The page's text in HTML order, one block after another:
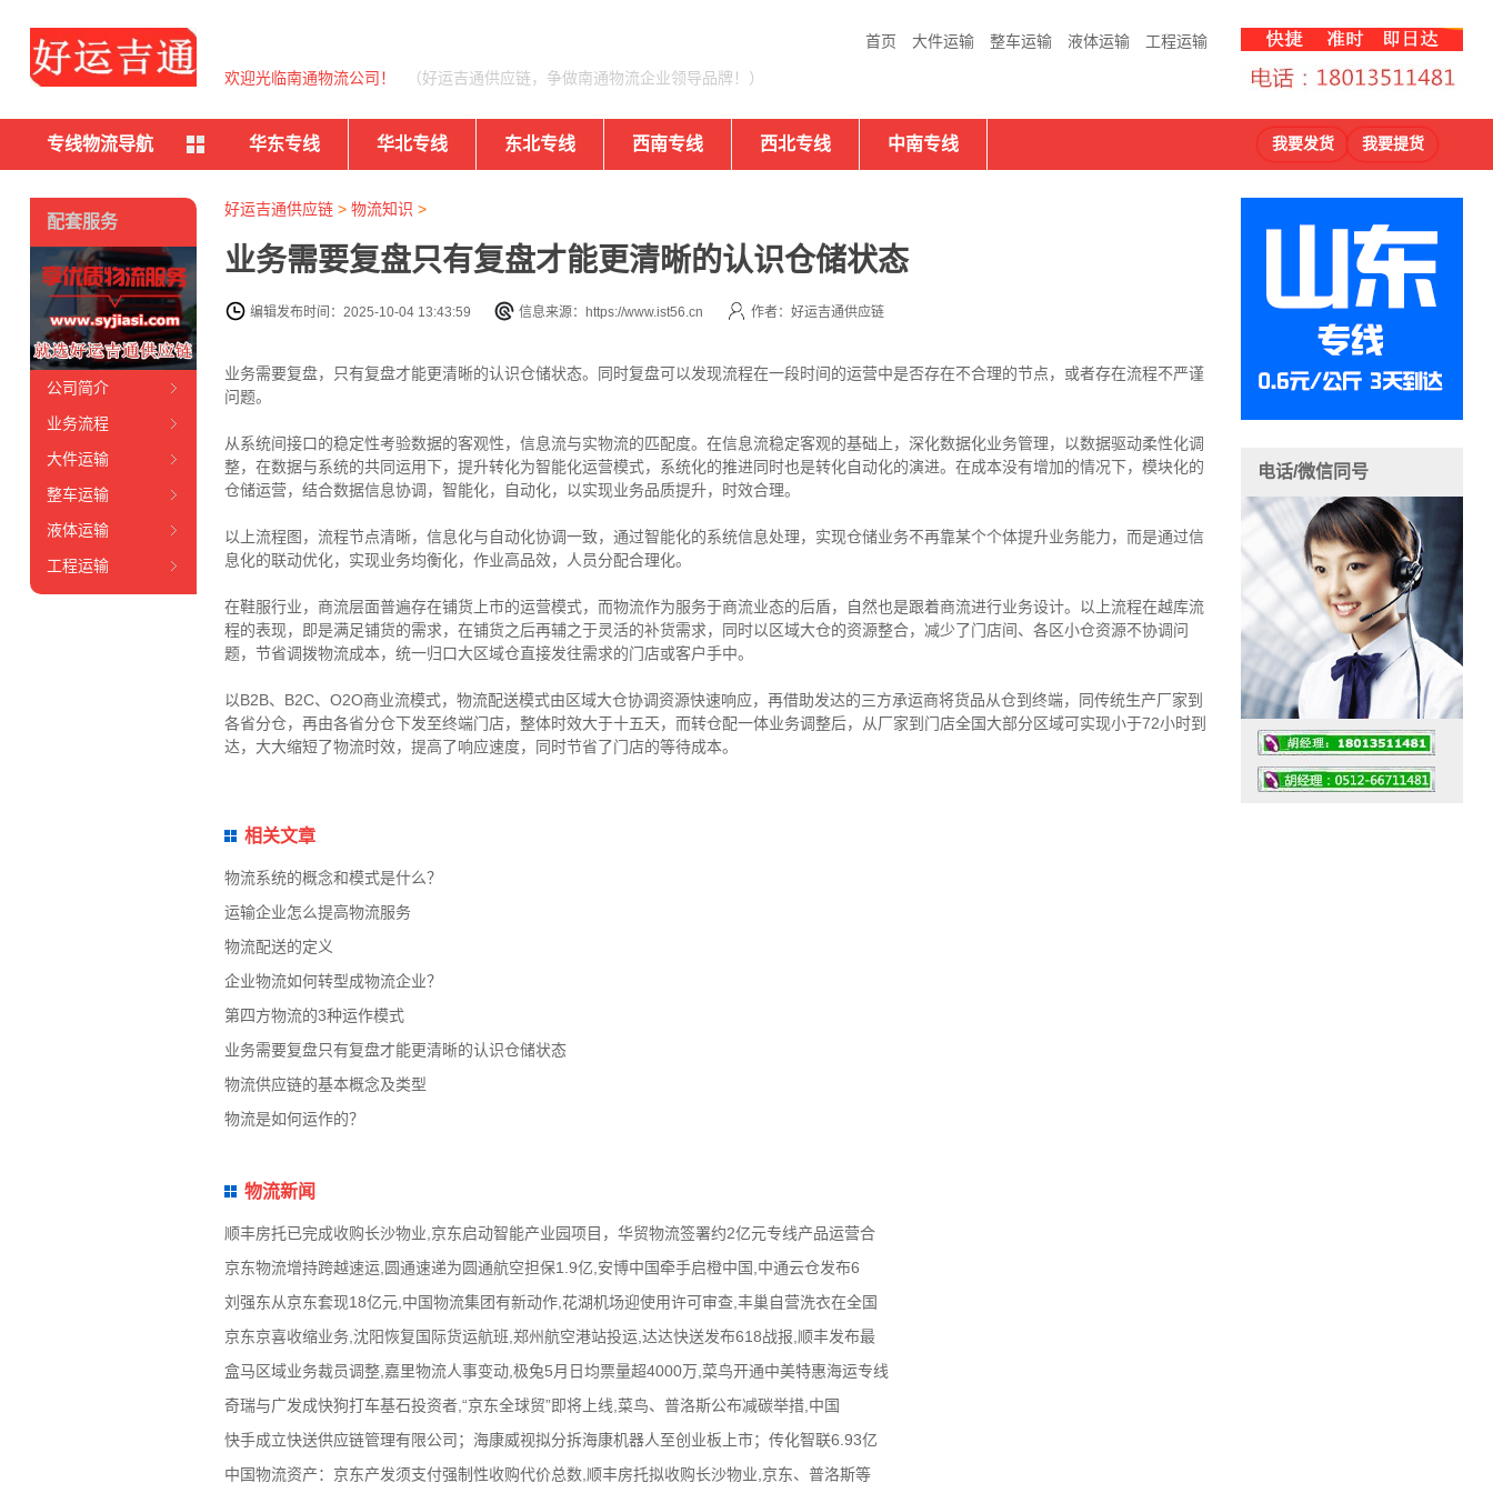
首页 大件运输 整车运输 液体运输 工程运输
欢迎光临南通物流公司！ （好运吉通供应链，争做南通物流企业领导品牌！）
专线物流导航 华东专线 华北专线 东北专线 西南专线 西北专线 中南专线 我要发货 我要提货
好运吉通供应链> 物流知识 >
业务需要复盘只有复盘才能更清晰的认识仓储状态
编辑发布时间：2025-10-04 13:43:59 信息来源：https://www.ist56.cn 作者：好运吉通供应链
业务需要复盘，只有复盘才能更清晰的认识仓储状态。同时复盘可以发现流程在一段时间的运营中是否存在不合理的节点，或者存在流程不严谨
问题。
从系统间接口的稳定性考验数据的客观性，信息流与实物流的匹配度。在信息流稳定客观的基础上，深化数据化业务管理，以数据驱动柔性化调
整，在数据与系统的共同运用下，提升转化为智能化运营模式，系统化的推进同时也是转化自动化的演进。在成本没有增加的情况下，模块化的
仓储运营，结合数据信息协调，智能化，自动化，以实现业务品质提升，时效合理。
以上流程图，流程节点清晰，信息化与自动化协调一致，通过智能化的系统信息处理，实现仓储业务不再靠某个个体提升业务能力，而是通过信
息化的联动优化，实现业务均衡化，作业高品效，人员分配合理化。
在鞋服行业，商流层面普遍存在铺货上市的运营模式，而物流作为服务于商流业态的后盾，自然也是跟着商流进行业务设计。以上流程在越库流
程的表现，即是满足铺货的需求，在铺货之后再辅之于灵活的补货需求，同时以区域大仓的资源整合，减少了门店间、各区小仓资源不协调问
题，节省调拨物流成本，统一归口大区域仓直接发往需求的门店或客户手中。
以B2B、B2C、O2O商业流模式，物流配送模式由区域大仓协调资源快速响应，再借助发达的三方承运商将货品从仓到终端，同传统生产厂家到
各省分仓，再由各省分仓下发至终端门店，整体时效大于十五天，而转仓配一体业务调整后，从厂家到门店全国大部分区域可实现小于72小时到
达，大大缩短了物流时效，提高了响应速度，同时节省了门店的等待成本。
相关文章
物流系统的概念和模式是什么？
运输企业怎么提高物流服务
物流配送的定义
企业物流如何转型成物流企业？
第四方物流的3种运作模式
业务需要复盘只有复盘才能更清晰的认识仓储状态
物流供应链的基本概念及类型
物流是如何运作的？
物流新闻
顺丰房托已完成收购长沙物业,京东启动智能产业园项目，华贸物流签署约2亿元专线产品运营合
京东物流增持跨越速运,圆通速递为圆通航空担保1.9亿,安博中国牵手启橙中国,中通云仓发布6
刘强东从京东套现18亿元,中国物流集团有新动作,花湖机场迎使用许可审查,丰巢自营洗衣在全国
京东京喜收缩业务,沈阳恢复国际货运航班,郑州航空港站投运,达达快送发布618战报,顺丰发布最
盒马区域业务裁员调整,嘉里物流人事变动,极兔5月日均票量超4000万,菜鸟开通中美特惠海运专线
奇瑞与广发成快狗打车基石投资者,“京东全球贸”即将上线,菜鸟、普洛斯公布减碳举措,中国
快手成立快送供应链管理有限公司；海康威视拟分拆海康机器人至创业板上市；传化智联6.93亿
中国物流资产：京东产发须支付强制性收购代价总数,顺丰房托拟收购长沙物业,京东、普洛斯等
配套服务
公司简介
业务流程
大件运输
整车运输
液体运输
工程运输
电话/微信同号